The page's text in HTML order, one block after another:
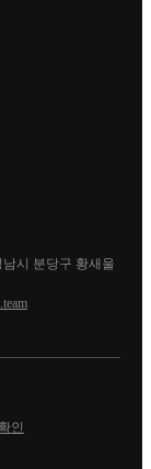
남시 분당구 황새울
인